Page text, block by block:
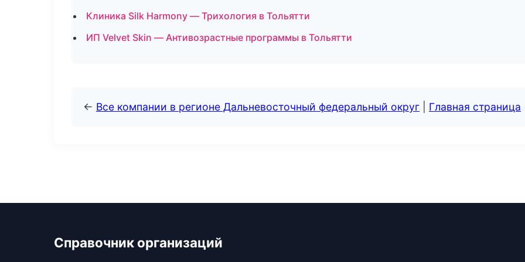
Клиника Silk Harmony — Трихология в Тольятти
ИП Velvet Skin — Антивозрастные программы в Тольятти
← Все компании в регионе Дальневосточный федеральный округ Главная страница
Справочник организаций